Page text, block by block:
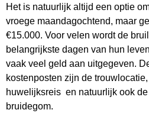
Het is natuurlijk altijd een optie
vroege maandagochtend, maar
€15.000. Voor velen wordt de
belangrijkste dagen van hun
vaak veel geld aan uitgegeven.
kostenposten zijn de
huwelijksreis en natuurlijk ook
bruidegom.